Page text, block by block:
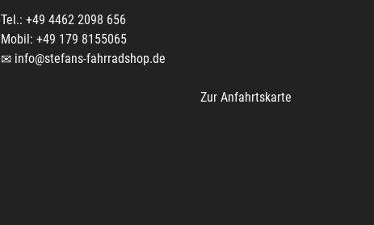
Tel.: +49 4462 2098 656
Mobil: +49 179 8155065
info@stefans-fahrradshop.de
Zur Anfahrtskarte